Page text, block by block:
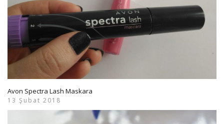
Avon Spectra Lash Maskara
13 Şubat 2018